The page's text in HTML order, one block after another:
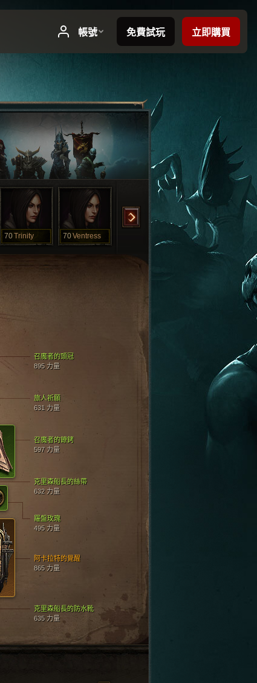
70Trinity 70Ventress 21Blackout
召魔者的頭冠
895 力量
克里森船長的防水靴
635 力量
召魔者的鐐銬
597 力量
阿卡拉特的覺醒
865 力量
克里森船長的絲帶
632 力量
羅盤玫瑰
495 力量
旅人祈願
631 力量